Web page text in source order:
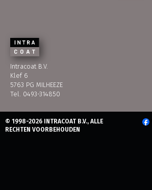
Intracoat B.V.
Klef 6
5763 PG MILHEEZE
Tel. 0493-314850
© 1998-2026 INTRACOAT B.V., ALLE
RECHTEN VOORBEHOUDEN